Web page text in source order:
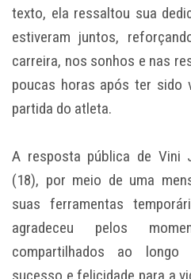
texto, ela ressaltou sua
estiveram juntos,
carreira, nos sonhos e nas
poucas horas após ter sido
partida do atleta.
A resposta pública de Vini
(18), por meio de uma
suas ferramentas
agradeceu pelos
compartilhados ao longo